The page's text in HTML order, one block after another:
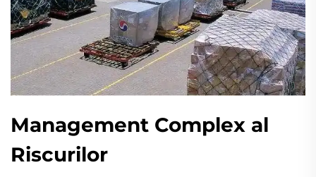
Management Complex al
Riscurilor